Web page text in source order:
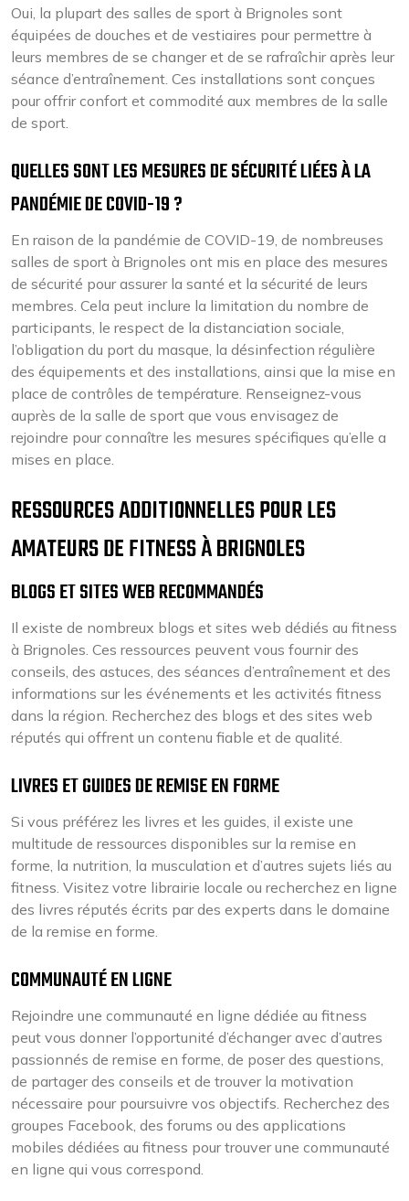
Oui, la plupart des salles de sport à Brignoles sont
équipées de douches et de vestiaires pour permettre à
leurs membres de se changer et de se rafraîchir après leur
séance d’entraînement. Ces installations sont conçues
pour offrir confort et commodité aux membres de la salle
de sport.
QUELLES SONT LES MESURES DE SÉCURITÉ LIÉES À LA
PANDÉMIE DE COVID-19 ?
En raison de la pandémie de COVID-19, de nombreuses
salles de sport à Brignoles ont mis en place des mesures
de sécurité pour assurer la santé et la sécurité de leurs
membres. Cela peut inclure la limitation du nombre de
participants, le respect de la distanciation sociale,
l’obligation du port du masque, la désinfection régulière
des équipements et des installations, ainsi que la mise en
place de contrôles de température. Renseignez-vous
auprès de la salle de sport que vous envisagez de
rejoindre pour connaître les mesures spécifiques qu’elle a
mises en place.
RESSOURCES ADDITIONNELLES POUR LES
AMATEURS DE FITNESS À BRIGNOLES
BLOGS ET SITES WEB RECOMMANDÉS
Il existe de nombreux blogs et sites web dédiés au fitness
à Brignoles. Ces ressources peuvent vous fournir des
conseils, des astuces, des séances d’entraînement et des
informations sur les événements et les activités fitness
dans la région. Recherchez des blogs et des sites web
réputés qui offrent un contenu fiable et de qualité.
LIVRES ET GUIDES DE REMISE EN FORME
Si vous préférez les livres et les guides, il existe une
multitude de ressources disponibles sur la remise en
forme, la nutrition, la musculation et d’autres sujets liés au
fitness. Visitez votre librairie locale ou recherchez en ligne
des livres réputés écrits par des experts dans le domaine
de la remise en forme.
COMMUNAUTÉ EN LIGNE
Rejoindre une communauté en ligne dédiée au fitness
peut vous donner l’opportunité d’échanger avec d’autres
passionnés de remise en forme, de poser des questions,
de partager des conseils et de trouver la motivation
nécessaire pour poursuivre vos objectifs. Recherchez des
groupes Facebook, des forums ou des applications
mobiles dédiées au fitness pour trouver une communauté
en ligne qui vous correspond.